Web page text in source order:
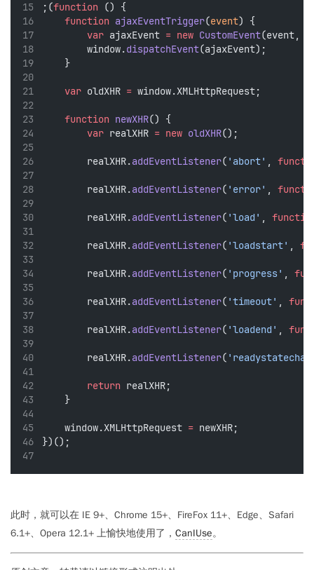
;(function () {
function ajaxEventTrigger(event) {
var ajaxEvent = new CustomEvent(event,
        window.
dispatchEvent(ajaxEvent);
    }
var oldXHR = window.XMLHttpRequest;
function newXHR() {
var realXHR = new oldXHR();
        realXHR.
addEventListener( 'abort' ,
        realXHR.
addEventListener( 'error' ,
        realXHR.
addEventListener( 'load' ,
        realXHR.
addEventListener( 'loadstart' ,
        realXHR.
addEventListener( 'progress' ,
        realXHR.
addEventListener( 'timeout' ,
        realXHR.
addEventListener( 'loadend' ,
        realXHR.
addEventListener(
return realXHR;
    }
    window.XMLHttpRequest
= newXHR;
})();
此时，就可以在 IE 9+、Chrome 15+、FireFox 11+、Edge、Safari
6.1+、Opera 12.1+ 上愉快地使用了， CanIUse。